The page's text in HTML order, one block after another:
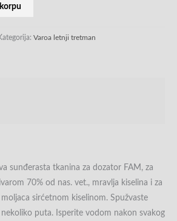
Varoa letnji tretman
sunđerasta tkanina za dozator FAM, za
70% od nas. vet., mravlja kiselina i za
sirćetnom kiselinom. Spužvaste
puta. Isperite vodom nakon svakog